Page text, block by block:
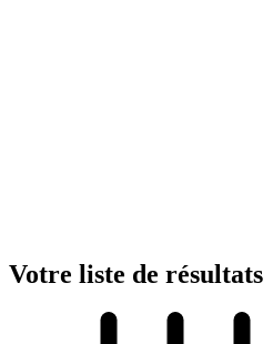
Votre liste de résultats